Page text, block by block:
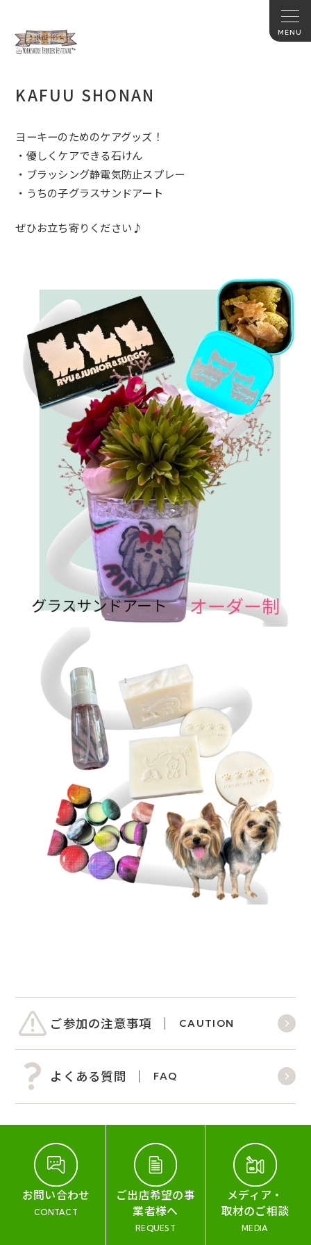
KAFUU SHONAN
ヨーキーのためのケアグッズ！
・優しくケアできる石けん
・ブラッシング静電気防止スプレー
・うちの子グラスサンドアート
ぜひお立ち寄りください♪
ご参加の注意事項 CAUTION
よくある質問 FAQ
お問い合わせ
CONTACT
ご出店希望の事
業者様へ
REQUEST
メディア・
取材のご相談
MEDIA